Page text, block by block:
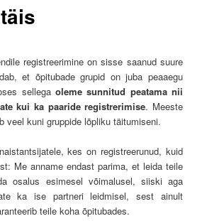
registreerimine on sisse saanud suure
et õpitubade grupid on juba peaaegu
sellega oleme sunnitud peatama nii
kui ka paaride registrerimise. Meeste
veel kuni gruppide lõpliku täitumiseni.
kes on registreerunud, kuid
Me anname endast parima, et leida teile
osalus esimesel võimalusel, siiski aga
ka ise partneri leidmisel, sest ainult
teile koha õpitubades.